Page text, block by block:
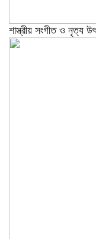
শাস্ত্রীয় সংগীত ও নৃত্য